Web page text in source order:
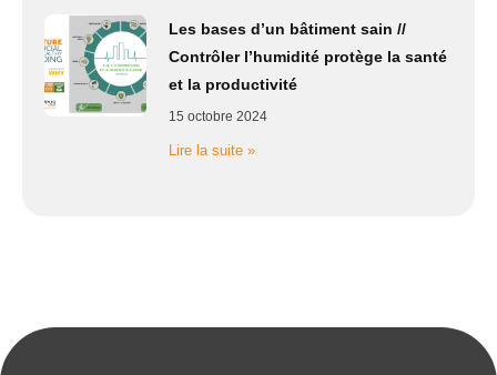
Les bases d’un bâtiment sain //
Contrôler l’humidité protège la santé
et la productivité
15 octobre 2024
Lire la suite »